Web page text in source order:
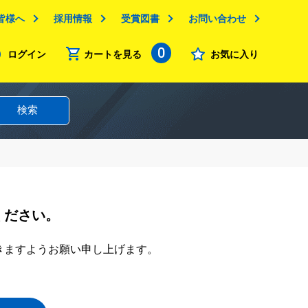
様へ 採用情報 受賞図書 お問い合わせ
ログイン カートを見る 0 お気に入り
検索
さい。
すようお願い申し上げます。